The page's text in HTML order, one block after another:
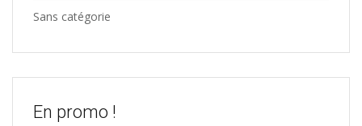
Sans catégorie
En promo !